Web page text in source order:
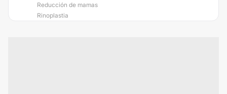
Reducción de mamas
Rinoplastia